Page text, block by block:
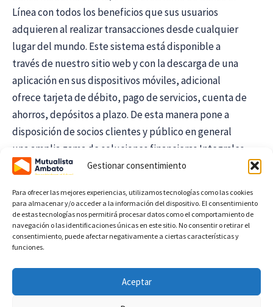
Gestionar consentimiento
Para ofrecer las mejores experiencias, utilizamos tecnologías como las cookies
para almacenar y/o acceder a la información del dispositivo. El consentimiento
de estas tecnologías nos permitirá procesar datos como el comportamiento de
navegación o las identificaciones únicas en este sitio. No consentir o retirar el
consentimiento, puede afectar negativamente a ciertas características y
funciones.
Aceptar
Línea con todos los beneficios que sus usuarios
adquieren al realizar transacciones desde cualquier
lugar del mundo. Este sistema está disponible a
través de nuestro sitio web y con la descarga de una
aplicación en sus dispositivos móviles, adicional
ofrece tarjeta de débito, pago de servicios, cuenta de
ahorros, depósitos a plazo. De esta manera pone a
disposición de socios clientes y público en general
una amplia gama de soluciones financieras Integrales,
todo esto permite que la institución tenga
macroeconómico y financiero, simplemente porque
Ambato se lo merece.